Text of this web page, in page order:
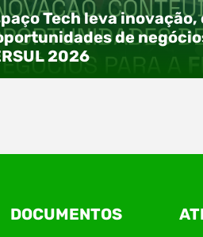
Tech leva
de
2026
FERSUL – Feira Multissetorial
Itajaí acontece nos dias 12, 13 e
DOCUMENTOS